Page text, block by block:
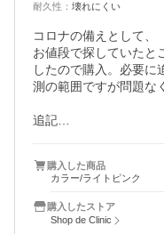
耐久性 ： 壊れにくい
コロナの備えとして、
お値段で探していたと
したので購入。必要に
測の範囲ですが問題な
追記
て助かりました。不安
が落ち着かせてくれま
しましたが、それ以上
はしても必要なお買い
購入した商品
カラー/ライトピンク
購入したストア
Shop de Clinic